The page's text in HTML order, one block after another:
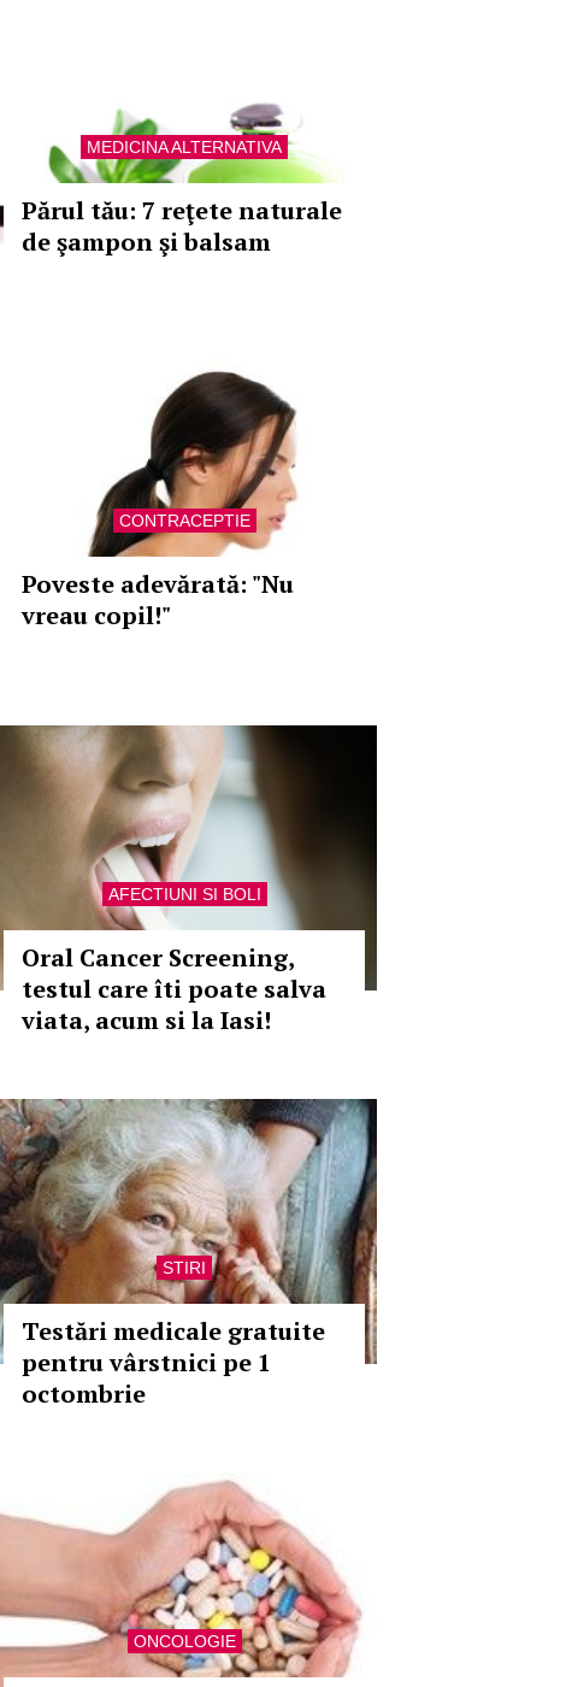
MEDICINA ALTERNATIVA
Părul tău: 7 reţete naturale
de şampon şi balsam
CONTRACEPTIE
Poveste adevărată: "Nu
vreau copil!"
AFECTIUNI SI BOLI
Oral Cancer Screening,
testul care îti poate salva
viata, acum si la Iasi!
STIRI
Testări medicale gratuite
pentru vârstnici pe 1
octombrie
ONCOLOGIE